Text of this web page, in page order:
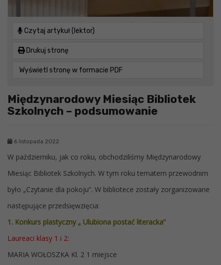
Czytaj artykuł (lektor)
Drukuj stronę
Wyświetl stronę w formacie PDF
Międzynarodowy Miesiąc Bibliotek
Szkolnych – podsumowanie
6 listopada 2022
W październiku, jak co roku, obchodziliśmy Międzynarodowy
Miesiąc Bibliotek Szkolnych. W tym roku tematem przewodnim
było „Czytanie dla pokoju”. W bibliotece zostały zorganizowane
następujące przedsięwzięcia:
1. Konkurs plastyczny „ Ulubiona postać literacka”
Laureaci klasy 1 i 2:
MARIA WOŁOSZKA Kl. 2 1 miejsce